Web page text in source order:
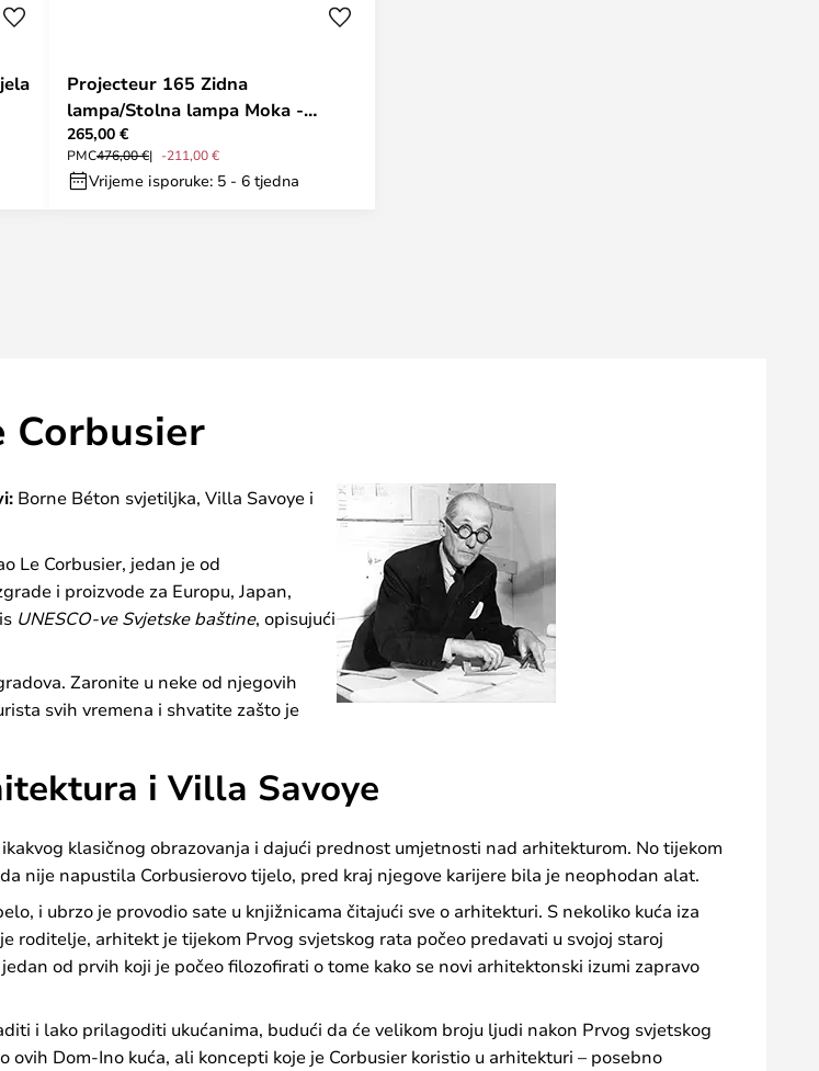
Projecteur 165 Zidna
lampa/Stolna lampa Moka -
Nemo Lighting
265,00 €
PMC476,00 € -211,00 €
Vrijeme isporuke: 5 - 6 tjedna
Corbusier
Borne Béton svjetiljka, Villa Savoye i
Le Corbusier, jedan je od
i proizvode za Europu, Japan,
UNESCO-ve Svjetske baštine, opisujući
Zaronite u neke od njegovih
svih vremena i shvatite zašto je
i Villa Savoye
klasičnog obrazovanja i dajući prednost umjetnosti nad arhitekturom. No tijekom
nije napustila Corbusierovo tijelo, pred kraj njegove karijere bila je neophodan alat.
i ubrzo je provodio sate u knjižnicama čitajući sve o arhitekturi. S nekoliko kuća iza
roditelje, arhitekt je tijekom Prvog svjetskog rata počeo predavati u svojoj staroj
od prvih koji je počeo filozofirati o tome kako se novi arhitektonski izumi zapravo
i lako prilagoditi ukućanima, budući da će velikom broju ljudi nakon Prvog svjetskog
Dom-Ino kuća, ali koncepti koje je Corbusier koristio u arhitekturi – posebno